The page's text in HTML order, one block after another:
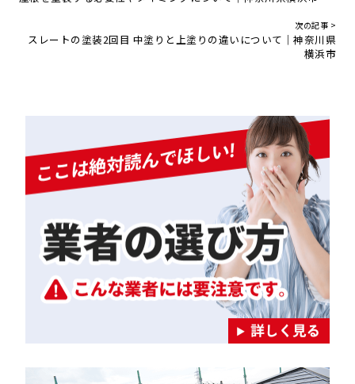
次の記事 >
スレートの塗装2回目 中塗りと上塗りの違いについて｜神奈川県
横浜市